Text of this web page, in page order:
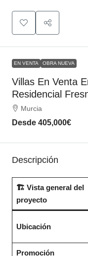
EN VENTA OBRA NUEVA
Villas En Venta
Residencial
Murcia
Desde 405,000€
Descripción
🏗️ Vista general del
proyecto
Ubicación
Promoción